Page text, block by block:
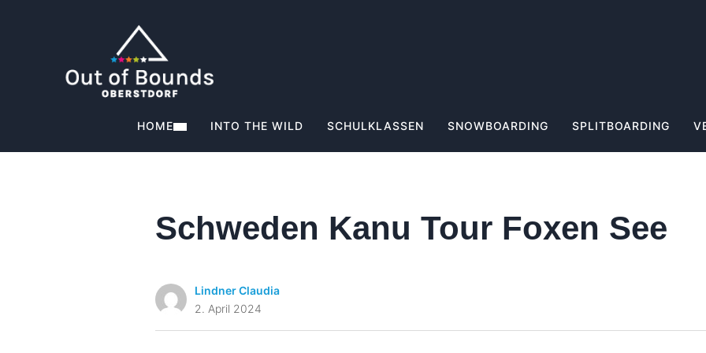
HOME INTO THE WILD SCHULKLASSEN SNOWBOARDING SPLITBOARDING
Schweden Kanu Tour Foxen See
Lindner Claudia
2. April 2024